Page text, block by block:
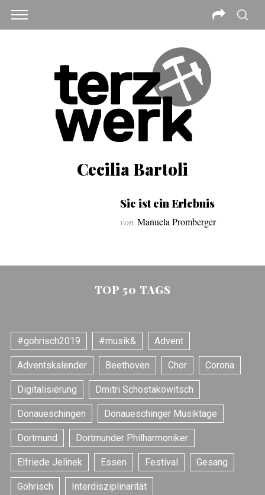
Cecilia Bartoli
Sie ist ein Erlebnis
von Manuela Promberger
TOP 50 TAGS
#gohrisch2019 #musik& Advent
Adventskalender Beethoven Chor Corona
Digitalisierung Dmitri Schostakowitsch
Donaueschingen Donaueschinger Musiktage
Dortmund Dortmunder Philharmoniker
Elfriede Jelinek Essen Festival Gesang
Gohrisch Interdisziplinarität